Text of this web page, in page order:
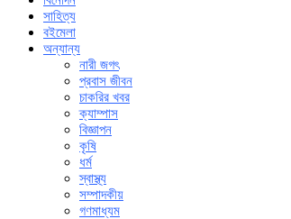
সাহিত্য
বইমেলা
অন্যান্য
নারী জগৎ
প্রবাস জীবন
চাকরির খবর
ক্যাম্পাস
বিজ্ঞাপন
কৃষি
ধর্ম
স্বাস্থ্য
সম্পাদকীয়
গণমাধ্যম